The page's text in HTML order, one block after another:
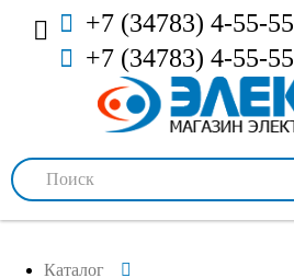
+7 (34783) 4-55-55
+7 (34783) 4-55-55
Каталог